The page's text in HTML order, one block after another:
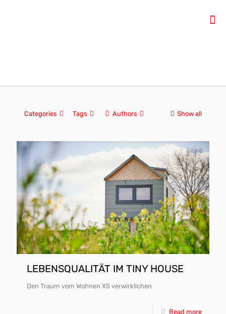
Categories Tags Authors Show all
LEBENSQUALITÄT IM TINY HOUSE
Den Traum vom Wohnen XS verwirklichen
Read more